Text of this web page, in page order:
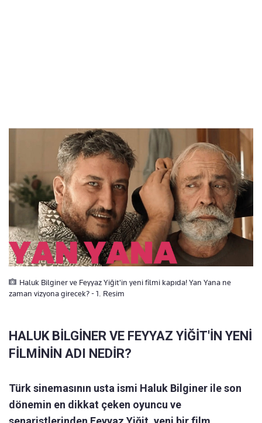
Haluk Bilginer ve Feyyaz Yiğit'in yeni filmi kapıda! Yan Yana ne
zaman vizyona girecek? - 1. Resim
HALUK BİLGİNER VE FEYYAZ YİĞİT'İN YENİ
FİLMİNİN ADI NEDİR?
Türk sinemasının usta ismi Haluk Bilginer ile son
dönemin en dikkat çeken oyuncu ve